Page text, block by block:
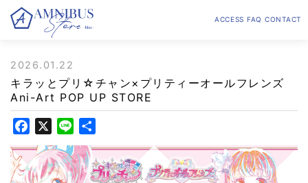
ACCESS FAQ CONTACT
2026.01.22
キラッとプリ☆チャン×プリティーオールフレンズ
Ani-Art POP UP STORE
c
e
X
i
n
e